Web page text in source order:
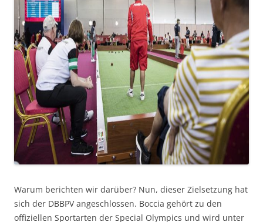
Warum berichten wir darüber? Nun, dieser Zielsetzung hat
sich der DBBPV angeschlossen. Boccia gehört zu den
offiziellen Sportarten der Special Olympics und wird unter